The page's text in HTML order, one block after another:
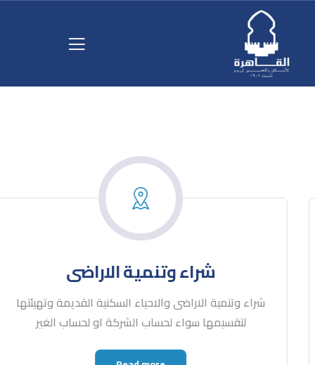
شراء
اقامة مشروعات
الاراضى التى يتم تنميتها وبيعها او اعدادها لاقامة
مشروعات عليها لحساب الشركة او الغير